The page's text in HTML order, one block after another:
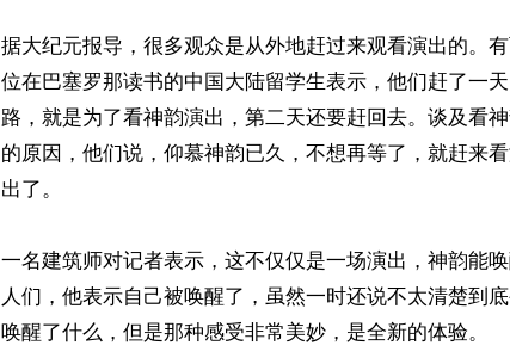
据大纪元报导，很多观众是从外地赶过来观看演出的。
位在巴塞罗那读书的中国大陆留学生表示，他们赶了一
路，就是为了看神韵演出，第二天还要赶回去。谈及看
的原因，他们说，仰慕神韵已久，不想再等了，就赶来
出了。
一名建筑师对记者表示，这不仅仅是一场演出，神韵能
人们，他表示自己被唤醒了，虽然一时还说不太清楚到
唤醒了什么，但是那种感受非常美妙，是全新的体验。